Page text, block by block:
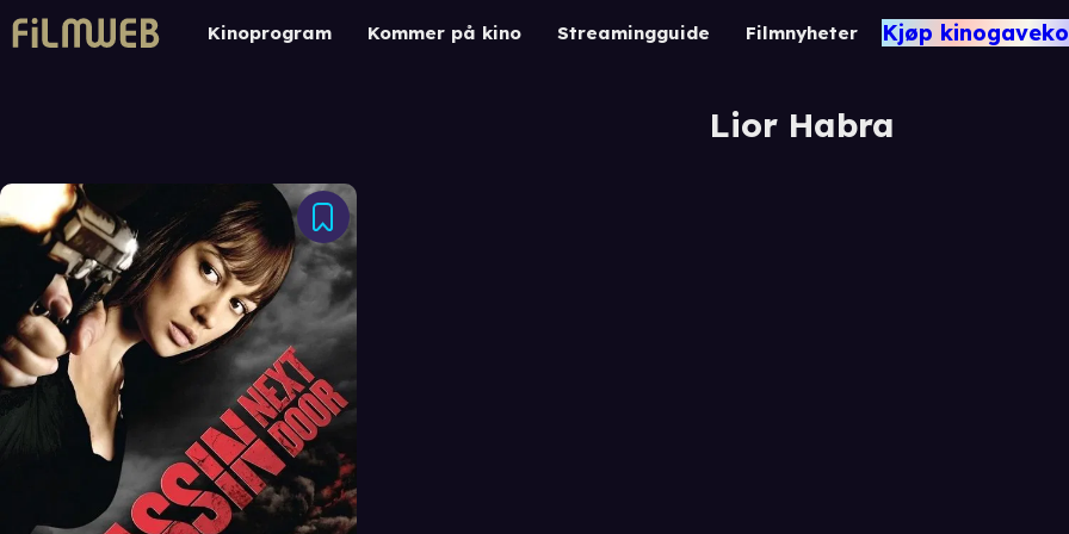
Kinoprogram Kommer på kino Streamingguide Filmnyheter Kjøp
Lior Habra